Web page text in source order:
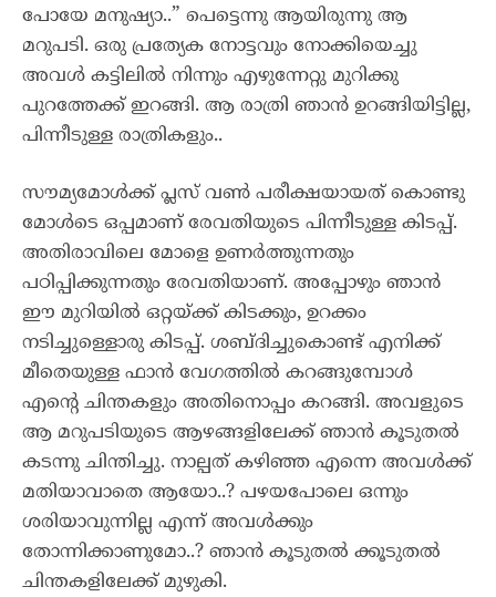
പോയേ മനുഷ്യാ..” പെട്ടെന്നു ആയിരുന്നു ആ
മറുപടി. ഒരു പ്രത്യേക നോട്ടവും നോക്കിയെച്ചു
അവൾ കട്ടിലിൽ നിന്നും എഴുന്നേറ്റു മുറിക്കു
പുറത്തേക്ക് ഇറങ്ങി. ആ രാത്രി ഞാൻ ഉറങ്ങിയിട്ടില്ല,
പിന്നീടുള്ള രാത്രികളും..
സൗമ്യമോൾക്ക് പ്ലസ് വൺ പരീക്ഷയായത് കൊണ്ടു
മോൾടെ ഒപ്പമാണ് രേവതിയുടെ പിന്നീടുള്ള കിടപ്പ്.
അതിരാവിലെ മോളെ ഉണർത്തുന്നതും
പഠിപ്പിക്കുന്നതും രേവതിയാണ്. അപ്പോഴും ഞാൻ
ഈ മുറിയിൽ ഒറ്റയ്ക്ക് കിടക്കും, ഉറക്കം
നടിച്ചുള്ളൊരു കിടപ്പ്. ശബ്‌ദിച്ചുകൊണ്ട് എനിക്ക്
മീതെയുള്ള ഫാൻ വേഗത്തിൽ കറങ്ങുമ്പോൾ
എന്റെ ചിന്തകളും അതിനൊപ്പം കറങ്ങി. അവളുടെ
ആ മറുപടിയുടെ ആഴങ്ങളിലേക്ക് ഞാൻ കൂടുതൽ
കടന്നു ചിന്തിച്ചു. നാല്പത് കഴിഞ്ഞ എന്നെ അവൾക്ക്
മതിയാവാതെ ആയോ..? പഴയപോലെ ഒന്നും
ശരിയാവുന്നില്ല എന്ന് അവൾക്കും
തോന്നിക്കാണുമോ..? ഞാൻ കൂടുതൽ ക്കൂടുതൽ
ചിന്തകളിലേക്ക് മുഴുകി.